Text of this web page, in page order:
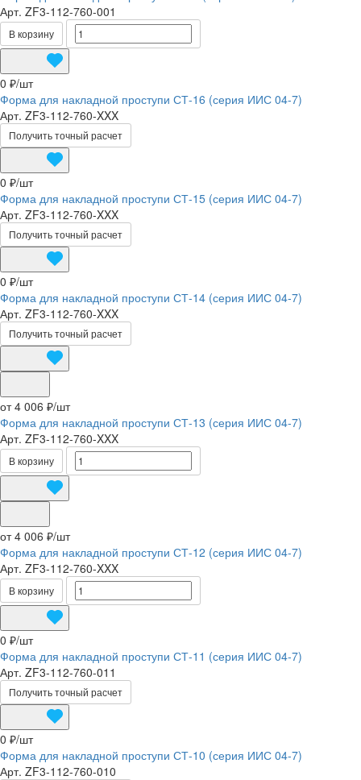
Арт. ZF3-112-760-001
В корзину
0 ₽/шт
Форма для накладной проступи СТ-16 (серия ИИС 04-7)
Арт. ZF3-112-760-XXX
Получить точный расчет
0 ₽/шт
Форма для накладной проступи СТ-15 (серия ИИС 04-7)
Арт. ZF3-112-760-XXX
Получить точный расчет
0 ₽/шт
Форма для накладной проступи СТ-14 (серия ИИС 04-7)
Арт. ZF3-112-760-XXX
Получить точный расчет
от 4 006 ₽/шт
Форма для накладной проступи СТ-13 (серия ИИС 04-7)
Арт. ZF3-112-760-XXX
В корзину
от 4 006 ₽/шт
Форма для накладной проступи СТ-12 (серия ИИС 04-7)
Арт. ZF3-112-760-XXX
В корзину
0 ₽/шт
Форма для накладной проступи СТ-11 (серия ИИС 04-7)
Арт. ZF3-112-760-011
Получить точный расчет
0 ₽/шт
Форма для накладной проступи СТ-10 (серия ИИС 04-7)
Арт. ZF3-112-760-010